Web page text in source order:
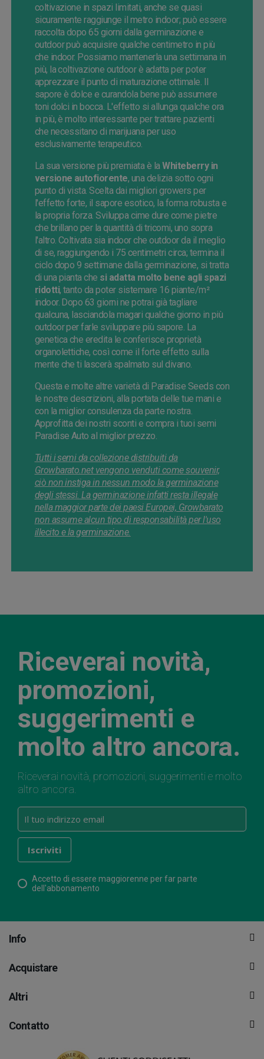
coltivazione in spazi limitati, anche se quasi
sicuramente raggiunge il metro indoor; può essere
raccolta dopo 65 giorni dalla germinazione e
outdoor può acquisire qualche centimetro in più
che indoor. Possiamo mantenerla una settimana in
più, la coltivazione outdoor è adatta per poter
apprezzare il punto di maturazione ottimale. Il
sapore è dolce e curandola bene può assumere
toni dolci in bocca. L'effetto si allunga qualche ora
in più, è molto interessante per trattare pazienti
che necessitano di marijuana per uso
esclusivamente terapeutico.
La sua versione più premiata è laWhiteberry in
versione autofiorente, una delizia sotto ogni
punto di vista. Scelta dai migliori growers per
l'effetto forte, il sapore esotico, la forma robusta e
la propria forza. Sviluppa cime dure come pietre
che brillano per la quantità di tricomi, uno sopra
l'altro. Coltivata sia indoor che outdoor da il meglio
di se, raggiungendo i 75 centimetri circa; termina il
ciclo dopo 9 settimane dalla germinazione, si tratta
di una pianta che si adatta molto bene agli spazi
ridotti, tanto da poter sistemare 16 piante/m²
indoor. Dopo 63 giorni ne potrai già tagliare
qualcuna, lasciandola magari qualche giorno in più
outdoor per farle sviluppare più sapore. La
genetica che eredita le conferisce proprietà
organolettiche, così come il forte effetto sulla
mente che ti lascerà spalmato sul divano.
Questa e molte altre varietà di Paradise Seeds con
le nostre descrizioni, alla portata delle tue mani e
con la miglior consulenza da parte nostra.
Approfitta dei nostri sconti e compra i tuoi semi
Paradise Auto al miglior prezzo.
Tutti i semi da collezione distribuiti da
Growbarato.net vengono venduti come souvenir,
ciò non instiga in nessun modo la germinazione
degli stessi. La germinazione infatti resta illegale
nella maggior parte dei paesi Europei, Growbarato
non assume alcun tipo di responsabilità per l'uso
illecito e la germinazione.
Riceverai novità,
promozioni,
suggerimenti e
molto altro ancora.
Riceverai novità, promozioni, suggerimenti e molto
altro ancora.
Accetto di essere maggiorenne per far parte
dell'abbonamento
Info
Acquistare
Altri
Contatto